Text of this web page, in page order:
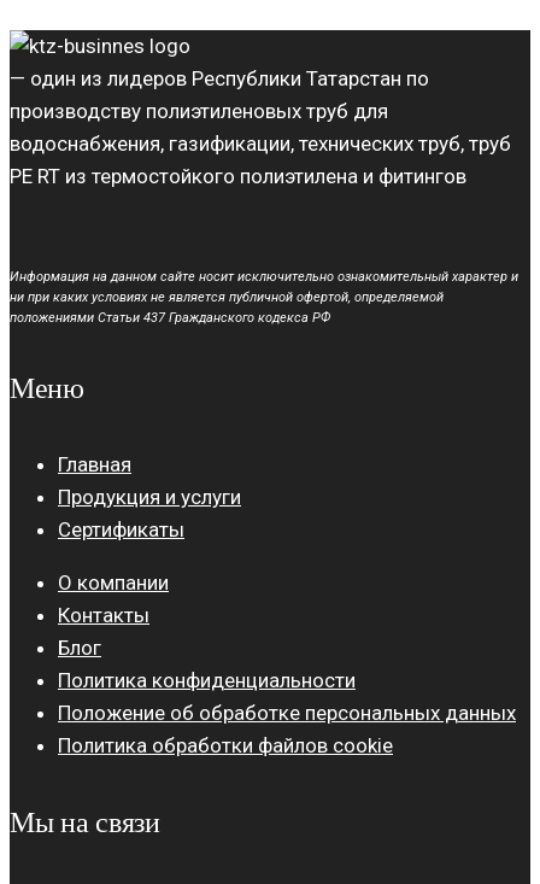
— один из лидеров Республики Татарстан по
производству полиэтиленовых труб для
водоснабжения, газификации, технических труб, труб
PE RT из термостойкого полиэтилена и фитингов
Информация на данном сайте носит исключительно ознакомительный характер и
ни при каких условиях не является публичной офертой, определяемой
положениями Статьи 437 Гражданского кодекса РФ
Меню
Главная
Продукция и услуги
Сертификаты
О компании
Контакты
Блог
Политика конфиденциальности
Положение об обработке персональных данных
Политика обработки файлов cookie
Мы на связи